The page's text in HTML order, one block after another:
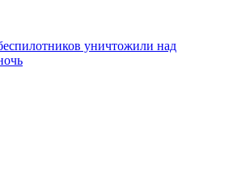
уничтожили над